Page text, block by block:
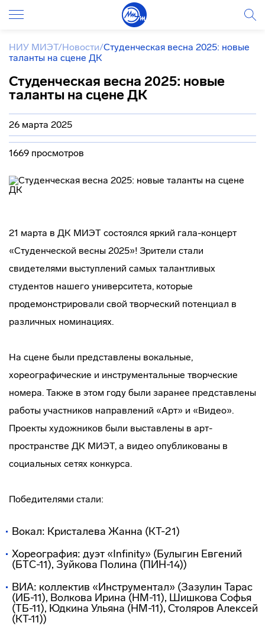
НИУ МИЭТ/Новости/Студенческая весна 2025: новые
таланты на сцене ДК
Студенческая весна 2025: новые
таланты на сцене ДК
26 марта 2025
1669 просмотров
21 марта в ДК МИЭТ состоялся яркий гала-концерт
«Студенческой весны 2025»! Зрители стали
свидетелями выступлений самых талантливых
студентов нашего университета, которые
продемонстрировали свой творческий потенциал в
различных номинациях.
На сцене были представлены вокальные,
хореографические и инструментальные творческие
номера. Также в этом году были заранее представлены
работы участников направлений «Арт» и «Видео».
Проекты художников были выставлены в арт-
пространстве ДК МИЭТ, а видео опубликованы в
социальных сетях конкурса.
Победителями стали:
Вокал: Кристалева Жанна (КТ-21)
Хореография: дуэт «Infinity» (Булыгин Евгений
(БТС-11), Зуйкова Полина (ПИН-14))
ВИА: коллектив «Инструментал» (Зазулин Тарас
(ИБ-11), Волкова Ирина (НМ-11), Шишкова Софья
(ТБ-11), Юдкина Ульяна (НМ-11), Столяров Алексей
(КТ-11))